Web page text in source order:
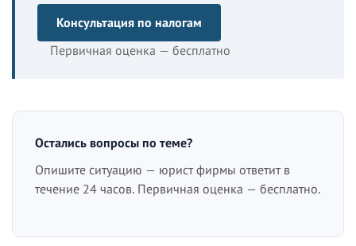
Консультация по налогам
Первичная оценка — бесплатно
Остались вопросы по теме?
Опишите ситуацию — юрист фирмы ответит в
течение 24 часов. Первичная оценка — бесплатно.